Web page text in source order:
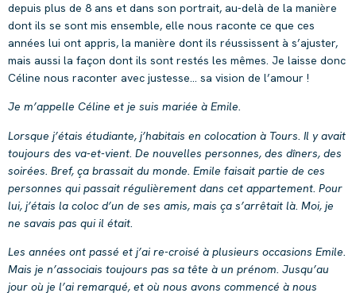
depuis plus de 8 ans et dans son portrait, au-delà de la manière
dont ils se sont mis ensemble, elle nous raconte ce que ces
années lui ont appris, la manière dont ils réussissent à s’ajuster,
mais aussi la façon dont ils sont restés les mêmes. Je laisse donc
Céline nous raconter avec justesse… sa vision de l’amour !
Je m’appelle Céline et je suis mariée à Emile.
Lorsque j’étais étudiante, j’habitais en colocation à Tours. Il y avait
toujours des va-et-vient. De nouvelles personnes, des dîners, des
soirées. Bref, ça brassait du monde. Emile faisait partie de ces
personnes qui passait régulièrement dans cet appartement. Pour
lui, j’étais la coloc d’un de ses amis, mais ça s’arrêtait là. Moi, je
ne savais pas qui il était.
Les années ont passé et j’ai re-croisé à plusieurs occasions Emile.
Mais je n’associais toujours pas sa tête à un prénom. Jusqu’au
jour où je l’ai remarqué, et où nous avons commencé à nous